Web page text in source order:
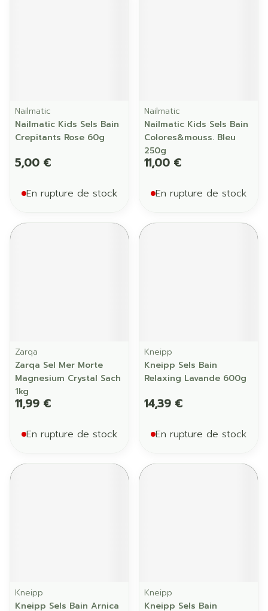
Nailmatic
Nailmatic Kids Sels Bain
Crepitants Rose 60g
5,00 €
En rupture de stock
Nailmatic
Nailmatic Kids Sels Bain
Colores&mouss. Bleu
250g
11,00 €
En rupture de stock
Zarqa
Zarqa Sel Mer Morte
Magnesium Crystal Sach
1kg
11,99 €
En rupture de stock
Kneipp
Kneipp Sels Bain
Relaxing Lavande 600g
14,39 €
En rupture de stock
Kneipp
Kneipp Sels Bain Arnica
Kneipp
Kneipp Sels Bain